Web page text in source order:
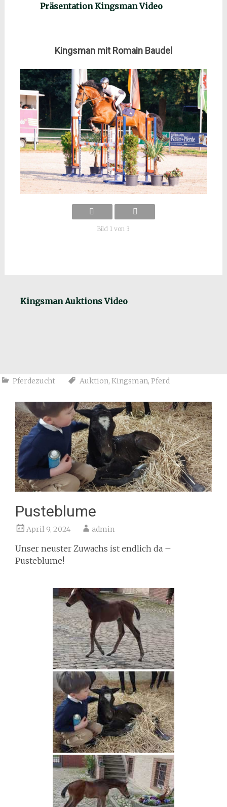
Präsentation Kingsman Video
Kingsman mit Romain Baudel
Bild 1 von 3
Kingsman Auktions Video
Pferdezucht Auktion, Kingsman, Pferd
Pusteblume
April 9, 2024 admin
Unser neuster Zuwachs ist endlich da –
Pusteblume!